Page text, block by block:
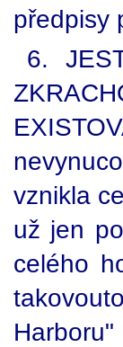
předpisy
6.
vznikla
už jen
celého